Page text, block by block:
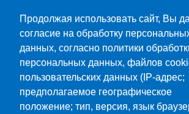
Рабочие программы
Лист изменений от 23.06.2021
Лист изменений от 24.06.2022
Лист изменений от 26.06.2023
Продолжая использовать сайт, Вы
согласие на обработку
данных, согласно политики
персональных данных, файлов
пользовательских данных (IP-адрес;
предполагаемое географическое
положение; тип, версия, язык